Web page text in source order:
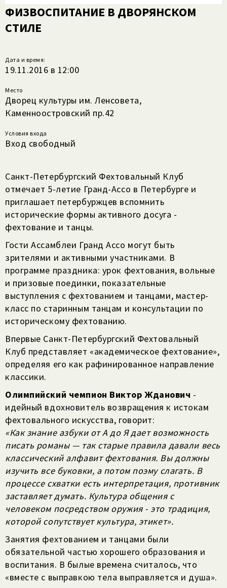
ФИЗВОСПИТАНИЕ В ДВОРЯНСКОМ
СТИЛЕ
Дата и время:
19.11.2016 в 12:00
Место
Дворец культуры им. Ленсовета,
Каменноостровский пр.42
Условия входа
Вход свободный
Санкт-Петербургский Фехтовальный Клуб
отмечает 5-летие Гранд-Ассо в Петербурге и
приглашает петербуржцев вспомнить
исторические формы активного досуга -
фехтование и танцы.
Гости Ассамблеи Гранд Ассо могут быть
зрителями и активными участниками. В
программе праздника: урок фехтования, вольные
и призовые поединки, показательные
выступления с фехтованием и танцами, мастер-
класс по старинным танцам и консультации по
историческому фехтованию.
Впервые Санкт-Петербургский Фехтовальный
Клуб представляет «академическое фехтование»,
определяя его как рафинированное направление
классики.
Олимпийский чемпион Виктор Жданович -
идейный вдохновитель возвращения к истокам
фехтовального искусства, говорит:
«Как знание азбуки от А до Я дает возможность
писать романы — так старые правила давали весь
классический алфавит фехтования. Вы должны
изучить все буковки, а потом поэму слагать. В
процессе схватки есть интерпретация, противник
заставляет думать. Культура общения с
человеком посредством оружия - это традиция,
которой сопутствует культура, этикет».
Занятия фехтованием и танцами были
обязательной частью хорошего образования и
воспитания. В былые времена считалось, что
«вместе с выправкою тела выправляется и душа».